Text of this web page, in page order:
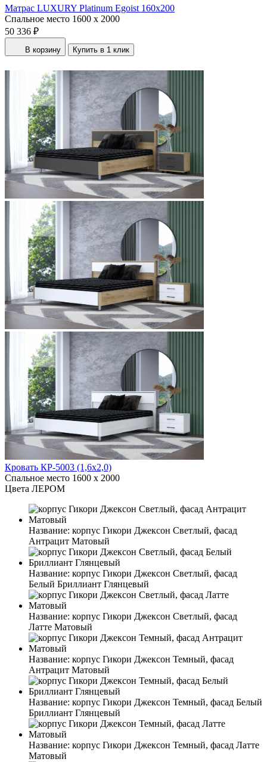
Матрас LUXURY Platinum Egoist 160x200
Спальное место 1600 x 2000
50 336 ₽
В корзину Купить в 1 клик
Кровать КР-5003 (1,6x2,0)
Спальное место 1600 x 2000
Цвета ЛЕРОМ
Название: корпус Гикори Джексон Светлый, фасад
Антрацит Матовый
Название: корпус Гикори Джексон Светлый, фасад
Белый Бриллиант Глянцевый
Название: корпус Гикори Джексон Светлый, фасад
Латте Матовый
Название: корпус Гикори Джексон Темный, фасад
Антрацит Матовый
Название: корпус Гикори Джексон Темный, фасад Белый
Бриллиант Глянцевый
Название: корпус Гикори Джексон Темный, фасад Латте
Матовый